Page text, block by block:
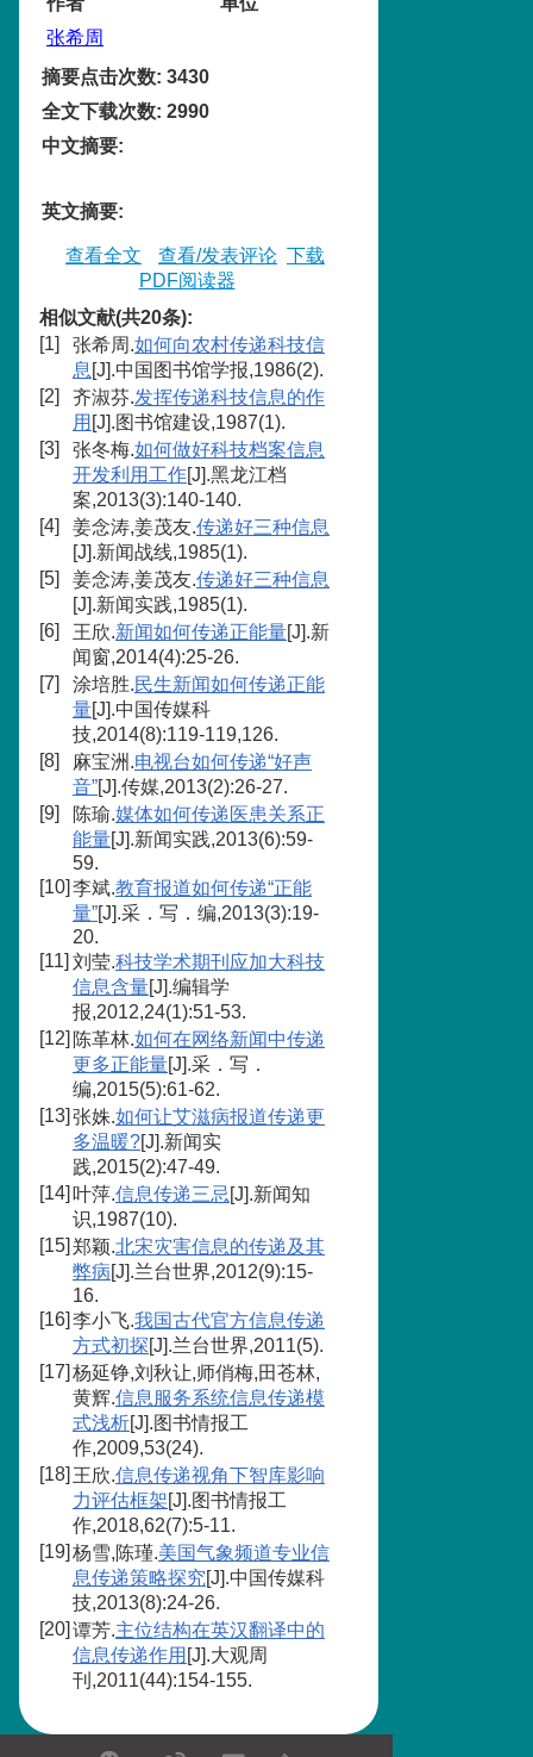
张希周
摘要点击次数: 3430
全文下载次数: 2990
中文摘要:
英文摘要:
查看全文 查看/发表评论 下载
PDF阅读器
相似文献(共20条):
[1]
张希周.如何向农村传递科技信
息 [J].中国图书馆学报,1986(2).
[2]
齐淑芬.发挥传递科技信息的作
用 [J].图书馆建设,1987(1).
[3]
张冬梅.如何做好科技档案信息
开发利用工作[J].黑龙江档
案,2013(3):140-140.
[4]
姜念涛,姜茂友.传递好三种信息
[J].新闻战线,1985(1).
[5]
姜念涛,姜茂友.传递好三种信息
[J].新闻实践,1985(1).
[6]
王欣.新闻如何传递正能量[J].新
闻窗,2014(4):25-26.
[7]
涂培胜.民生新闻如何传递正能
量[J].中国传媒科
技,2014(8):119-119,126.
[8]
麻宝洲.电视台如何传递“好声
音”[J].传媒,2013(2):26-27.
[9]
陈瑜.媒体如何传递医患关系正
能量[J].新闻实践,2013(6):59-
59.
[10] 李斌.教育报道如何传递“正能
量”[J].采．写．编,2013(3):19-
20.
[11] 刘莹.科技学术期刊应加大科技
信息含量[J].编辑学
报,2012,24(1):51-53.
[12] 陈革林.如何在网络新闻中传递
更多正能量[J].采．写．
编,2015(5):61-62.
[13] 张姝.如何让艾滋病报道传递更
多温暖?[J].新闻实
践,2015(2):47-49.
[14] 叶萍.信息传递三忌 [J].新闻知
识,1987(10).
[15] 郑颖.北宋灾害信息的传递及其
弊病[J].兰台世界,2012(9):15-
16.
[16] 李小飞.我国古代官方信息传递
方式初探[J].兰台世界,2011(5).
[17] 杨延铮,刘秋让,师俏梅,田苍林,
黄辉.信息服务系统信息传递模
式浅析[J].图书情报工
作,2009,53(24).
[18] 王欣.信息传递视角下智库影响
力评估框架[J].图书情报工
作,2018,62(7):5-11.
[19] 杨雪,陈瑾.美国气象频道专业信
息传递策略探究[J].中国传媒科
技,2013(8):24-26.
[20] 谭芳.主位结构在英汉翻译中的
信息传递作用 [J].大观周
刊,2011(44):154-155.